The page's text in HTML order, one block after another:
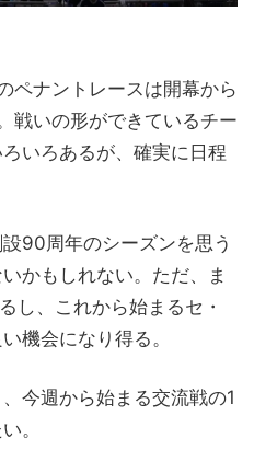
ペナントレースは開幕から
戦いの形ができているチー
いろあるが、確実に日程
90周年のシーズンを思う
かもしれない。ただ、ま
し、これから始まるセ・
機会になり得る。
今週から始まる交流戦の1
。